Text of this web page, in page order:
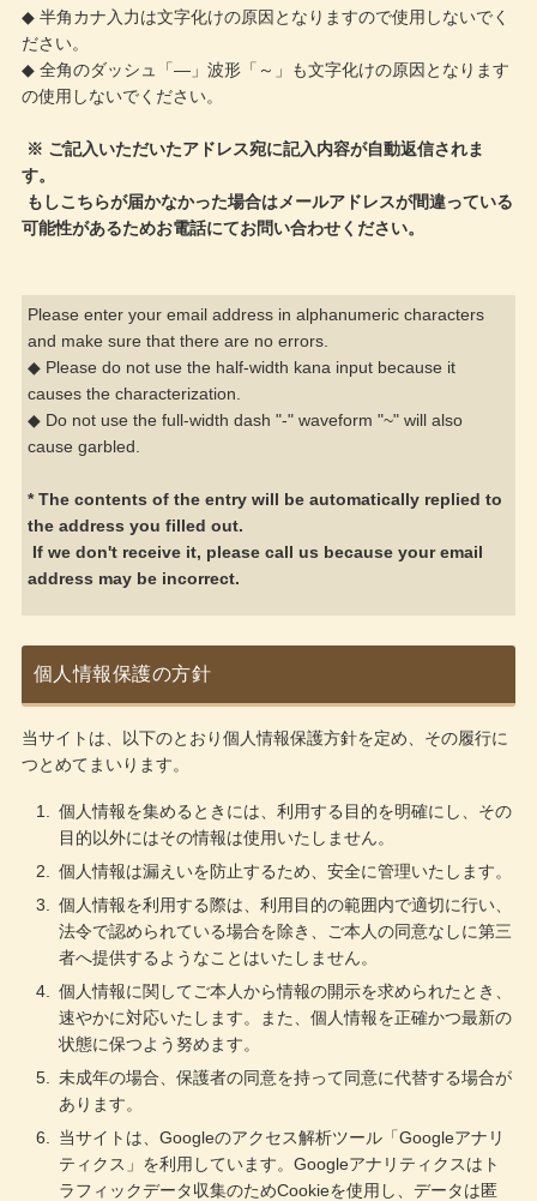
◆ 半角カナ入力は文字化けの原因となりますので使用しないでく
ださい。
◆ 全角のダッシュ「―」波形「～」も文字化けの原因となります
の使用しないでください。
※ ご記入いただいたアドレス宛に記入内容が自動返信されま
す。
もしこちらが届かなかった場合はメールアドレスが間違っている
可能性があるためお電話にてお問い合わせください。
Please enter your email address in alphanumeric characters
and make sure that there are no errors.
◆ Please do not use the half-width kana input because it
causes the characterization.
◆ Do not use the full-width dash "-" waveform "~" will also
cause garbled.
* The contents of the entry will be automatically replied to
the address you filled out.
If we don't receive it, please call us because your email
address may be incorrect.
個人情報保護の方針
当サイトは、以下のとおり個人情報保護方針を定め、その履行に
つとめてまいります。
個人情報を集めるときには、利用する目的を明確にし、その
目的以外にはその情報は使用いたしません。
個人情報は漏えいを防止するため、安全に管理いたします。
個人情報を利用する際は、利用目的の範囲内で適切に行い、
法令で認められている場合を除き、ご本人の同意なしに第三
者へ提供するようなことはいたしません。
個人情報に関してご本人から情報の開示を求められたとき、
速やかに対応いたします。また、個人情報を正確かつ最新の
状態に保つよう努めます。
未成年の場合、保護者の同意を持って同意に代替する場合が
あります。
当サイトは、Googleのアクセス解析ツール「Googleアナリ
ティクス」を利用しています。Googleアナリティクスはト
ラフィックデータ収集のためCookieを使用し、データは匿